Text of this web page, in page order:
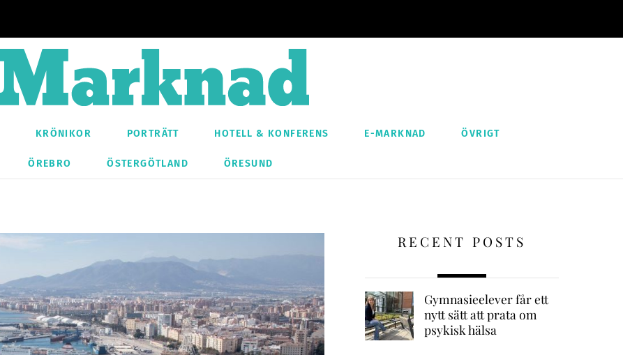
KRÖNIKOR PORTRÄTT HOTELL & KONFERENS E-MARKNAD ÖVRIGT
ÖREBRO ÖSTERGÖTLAND ÖRESUND
RECENT POSTS
Gymnasieelever får ett
nytt sätt att prata om
psykisk hälsa